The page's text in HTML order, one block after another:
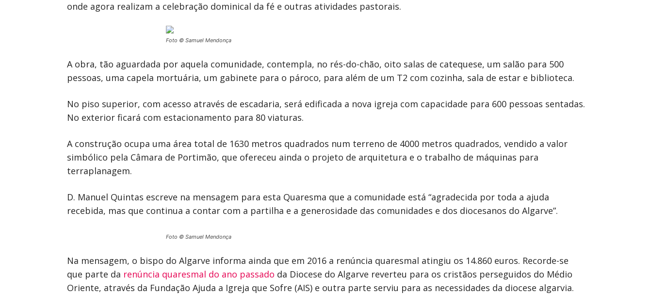
onde agora realizam a celebração dominical da fé e outras atividades pastorais.
Foto © Samuel Mendonça
A obra, tão aguardada por aquela comunidade, contempla, no rés-do-chão, oito salas de catequese, um salão para 500
pessoas, uma capela mortuária, um gabinete para o pároco, para além de um T2 com cozinha, sala de estar e biblioteca.
No piso superior, com acesso através de escadaria, será edificada a nova igreja com capacidade para 600 pessoas sentadas.
No exterior ficará com estacionamento para 80 viaturas.
A construção ocupa uma área total de 1630 metros quadrados num terreno de 4000 metros quadrados, vendido a valor
simbólico pela Câmara de Portimão, que ofereceu ainda o projeto de arquitetura e o trabalho de máquinas para
terraplanagem.
D. Manuel Quintas escreve na mensagem para esta Quaresma que a comunidade está “agradecida por toda a ajuda
recebida, mas que continua a contar com a partilha e a generosidade das comunidades e dos diocesanos do Algarve”.
Foto © Samuel Mendonça
Na mensagem, o bispo do Algarve informa ainda que em 2016 a renúncia quaresmal atingiu os 14.860 euros. Recorde-se
que parte da renúncia quaresmal do ano passado da Diocese do Algarve reverteu para os cristãos perseguidos do Médio
Oriente, através da Fundação Ajuda a Igreja que Sofre (AIS) e outra parte serviu para as necessidades da diocese algarvia.